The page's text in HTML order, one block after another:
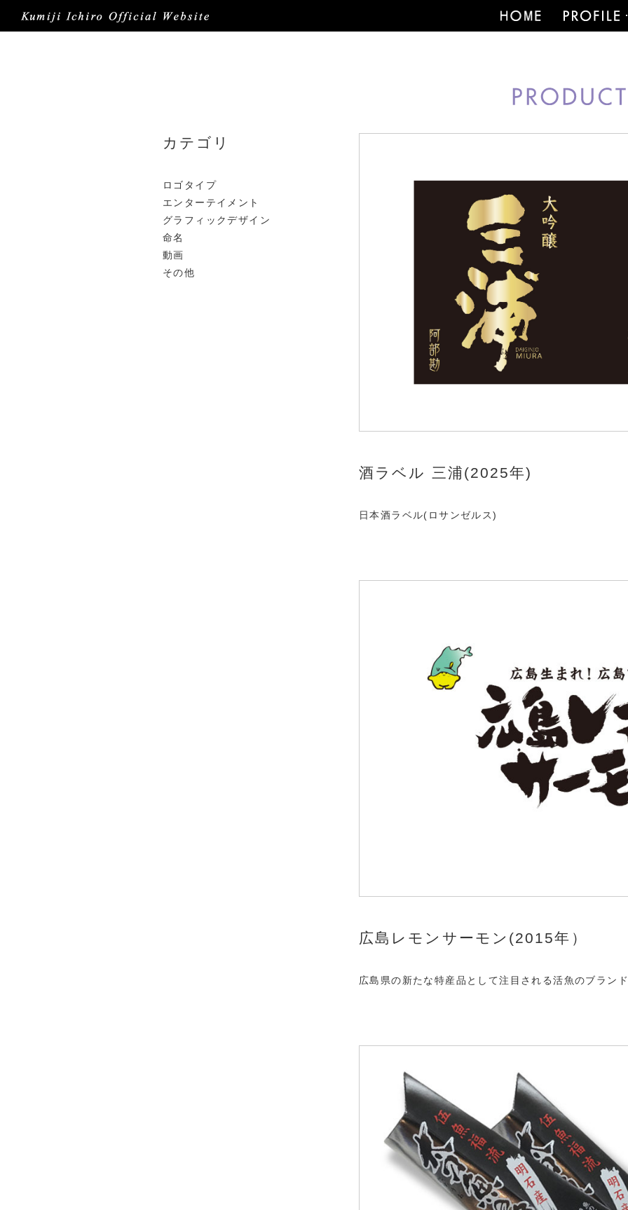
酒ラベル 三浦(2025年)
日本酒ラベル(ロサンゼルス)
広島レモンサーモン(2015年）
広島県の新たな特産品として注目される活魚のブランド
カテゴリ
ロゴタイプ
エンターテイメント
グラフィックデザイン
命名
動画
その他